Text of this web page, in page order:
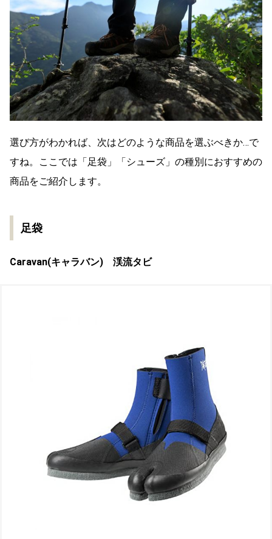
選び方がわかれば、次はどのような商品を選ぶべきか…で
すね。ここでは「足袋」「シューズ」の種別におすすめの
商品をご紹介します。
足袋
Caravan(キャラバン) 渓流タビ